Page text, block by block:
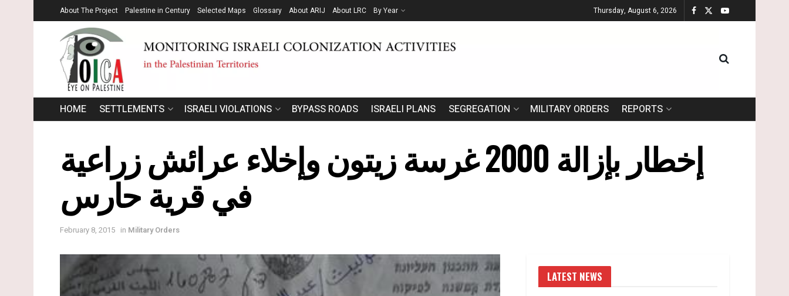
About The Project Palestine in Century Selected Maps Glossary About ARIJ About LRC By Year Thursday, August 6, 2026
HOME SETTLEMENTS ISRAELI VIOLATIONS BYPASS ROADS ISRAELI PLANS SEGREGATION MILITARY ORDERS REPORTS
إخطار بإزالة 2000 غرسة زيتون وإخلاء عرائش زراعية
في قرية حارس
February 8, 2015 in Military Orders
LATEST NEWS